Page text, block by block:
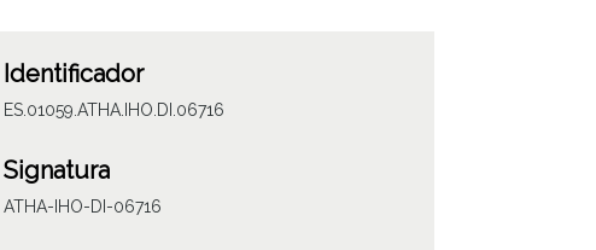
Identificador
ES.01059.ATHA.IHO.DI.06716
Signatura
ATHA-IHO-DI-06716